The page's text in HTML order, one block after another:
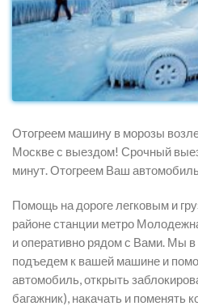
Отогреем машину в морозы
Москве с выездом! Срочный
минут. Отогреем Ваш
Помощь на дороге легковым и
районе станции метро
и оперативно рядом с Вами. Мы
подъедем к вашей машине и
автомобиль, открыть
багажник), накачать и поменять